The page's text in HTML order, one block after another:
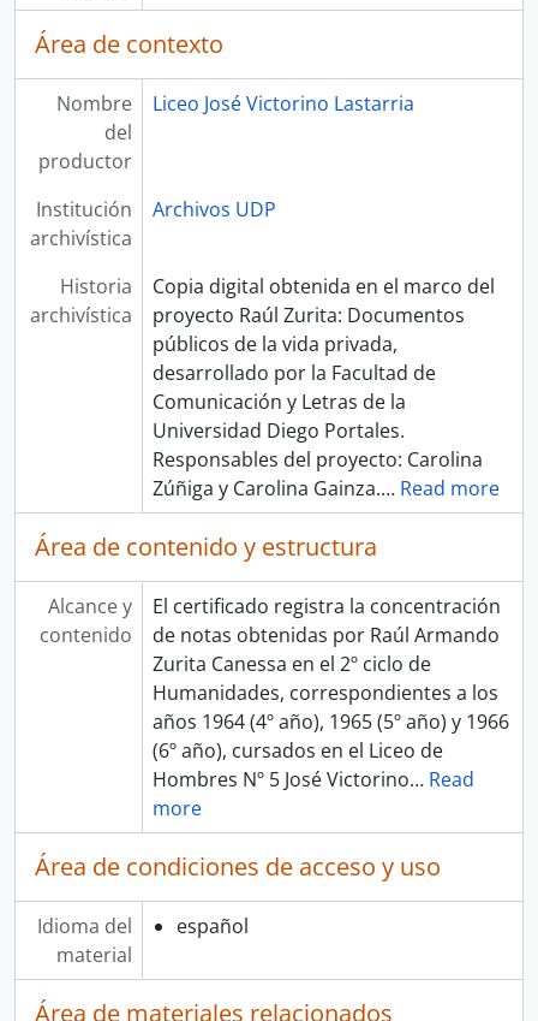
Área de contexto
Nombre
del
productor
Liceo José Victorino Lastarria
Institución
archivística
Archivos UDP
Historia
archivística
Copia digital obtenida en el marco del
proyecto Raúl Zurita: Documentos
públicos de la vida privada,
desarrollado por la Facultad de
Comunicación y Letras de la
Universidad Diego Portales.
Responsables del proyecto: Carolina
Zúñiga y Carolina Gainza.… Read more
Área de contenido y estructura
Alcance y
contenido
El certificado registra la concentración
de notas obtenidas por Raúl Armando
Zurita Canessa en el 2º ciclo de
Humanidades, correspondientes a los
años 1964 (4º año), 1965 (5º año) y 1966
(6º año), cursados en el Liceo de
Hombres Nº 5 José Victorino… Read
more
Área de condiciones de acceso y uso
Idioma del
material
español
Área de materiales relacionados